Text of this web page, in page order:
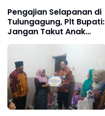
Pengajian Selapanan di
Tulungagung, Plt Bupati:
Jangan Takut Anak
Ramai di Masjid